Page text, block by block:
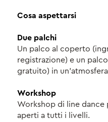
Cosa aspettarsi
Due palchi
Un palco al coperto
registrazione) e un
gratuito) in
Workshop
Workshop di line
aperti a tutti i livelli.